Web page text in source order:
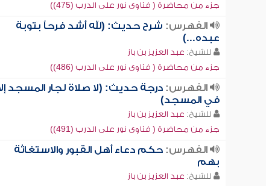
جزء من محاضرة ( فتاوى نور على الدرب (475))
الفهرس: شرح حديث: (لله أشد فرحاً بتوبة
عبده...)
للشيخ: عبد العزيز بن باز
جزء من محاضرة ( فتاوى نور على الدرب (486))
الفهرس:درجة حديث: (لا صلاة لجار المسجد
في المسجد)
للشيخ: عبد العزيز بن باز
جزء من محاضرة ( فتاوى نور على الدرب (491))
الفهرس:حكم دعاء أهل القبور والاستغاثة
بهم
للشيخ: عبد العزيز بن باز